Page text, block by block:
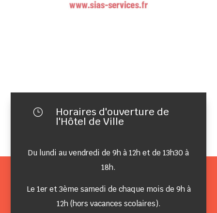
} Horaires d'ouverture de
l'Hôtel de Ville
Du lundi au vendredi de 9h à 12h et de 13h30 à
18h.
Le 1er et 3ème samedi de chaque mois de 9h à
12h (hors vacances scolaires).